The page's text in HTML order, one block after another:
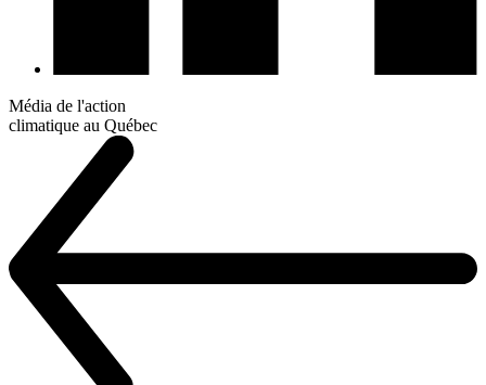
Média de l'action
climatique au Québec